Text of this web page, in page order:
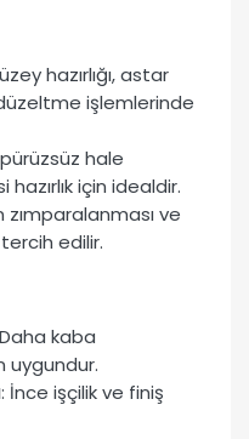
hazırlığı, astar
işlemlerinde
hale
için idealdir.
ve
edilir.
kaba
uygundur.
: İnce işçilik ve finiş